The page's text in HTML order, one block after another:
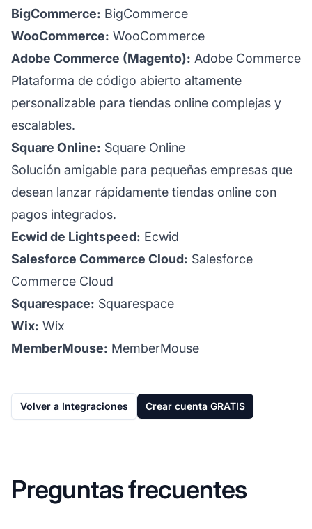
BigCommerce: BigCommerce
WooCommerce: WooCommerce
Adobe Commerce (Magento): Adobe Commerce
Plataforma de código abierto altamente
personalizable para tiendas online complejas y
escalables.
Square Online: Square Online
Solución amigable para pequeñas empresas que
desean lanzar rápidamente tiendas online con
pagos integrados.
Ecwid de Lightspeed: Ecwid
Salesforce Commerce Cloud: Salesforce
Commerce Cloud
Squarespace: Squarespace
Wix: Wix
MemberMouse: MemberMouse
Volver a Integraciones Crear cuenta GRATIS
Preguntas frecuentes